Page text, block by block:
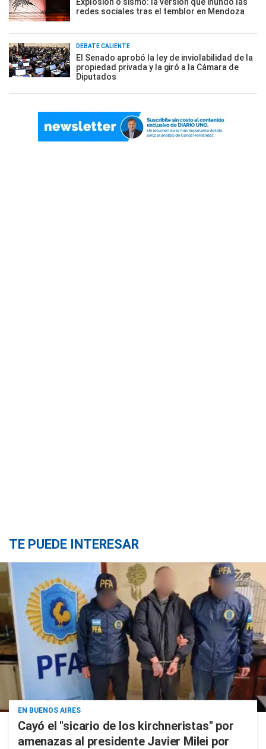
redes sociales tras el temblor en Mendoza
DEBATE CALIENTE
El Senado aprobó la ley de inviolabilidad de la
propiedad privada y la giró a la Cámara de
Diputados
TE PUEDE INTERESAR
EN BUENOS AIRES
Cayó el "sicario de los kirchneristas" por
amenazas al presidente Javier Milei por